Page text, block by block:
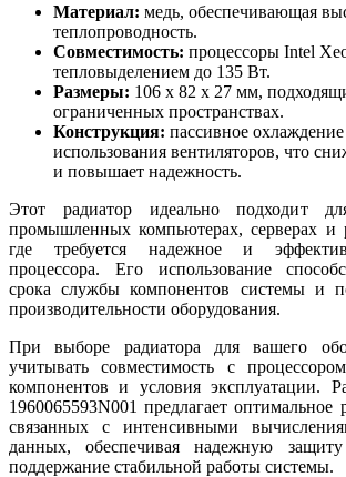
Материал: медь, обеспечивающая
теплопроводность.
Совместимость: процессоры Intel
тепловыделением до 135 Вт.
Размеры: 106 x 82 x 27 мм,
ограниченных пространствах.
Конструкция: пассивное охлаждение
использования вентиляторов, что
и повышает надежность.
Этот радиатор идеально подходит
промышленных компьютерах, серверах и
где требуется надежное и
процессора. Его использование
срока службы компонентов системы и
производительности оборудования.
При выборе радиатора для вашего
учитывать совместимость с
компонентов и условия эксплуатации.
1960065593N001 предлагает оптимальное
связанных с интенсивными
данных, обеспечивая надежную
поддержание стабильной работы системы.